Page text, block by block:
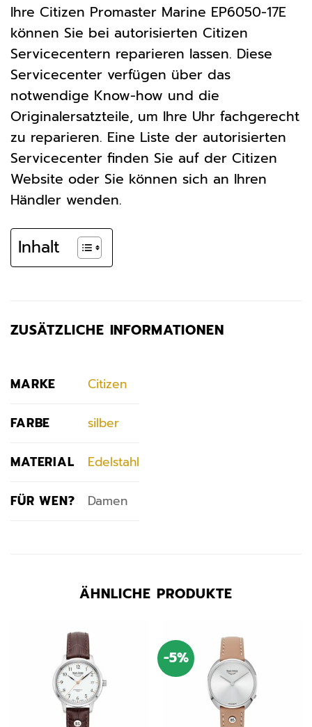
Ihre Citizen Promaster Marine EP6050-17E
können Sie bei autorisierten Citizen
Servicecentern reparieren lassen. Diese
Servicecenter verfügen über das
notwendige Know-how und die
Originalersatzteile, um Ihre Uhr fachgerecht
zu reparieren. Eine Liste der autorisierten
Servicecenter finden Sie auf der Citizen
Website oder Sie können sich an Ihren
Händler wenden.
Inhalt
ZUSÄTZLICHE INFORMATIONEN
MARKE Citizen
FARBE silber
MATERIAL Edelstahl
FÜR WEN? Damen
ÄHNLICHE PRODUKTE
-5%